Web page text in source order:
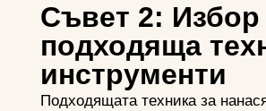
Съвет 2: Избор
подходяща
инструменти
Подходящата техника за